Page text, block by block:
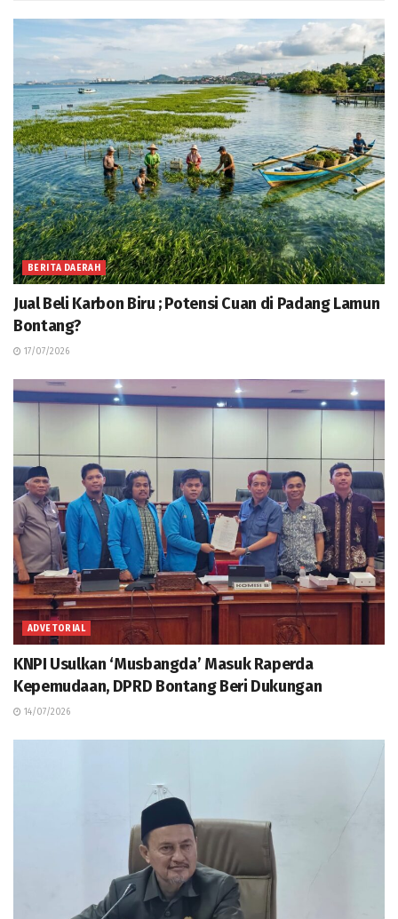
BERITA DAERAH
Jual Beli Karbon Biru ; Potensi Cuan di Padang Lamun
Bontang?
17/07/2026
ADVETORIAL
KNPI Usulkan ‘Musbangda’ Masuk Raperda
Kepemudaan, DPRD Bontang Beri Dukungan
14/07/2026